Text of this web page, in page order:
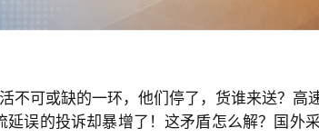
可或缺的一环，他们停了，货谁来送？高
误的投诉却暴增了！这矛盾怎么解？国外